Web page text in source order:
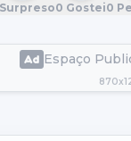
Surpreso0 Gostei0
Espaço